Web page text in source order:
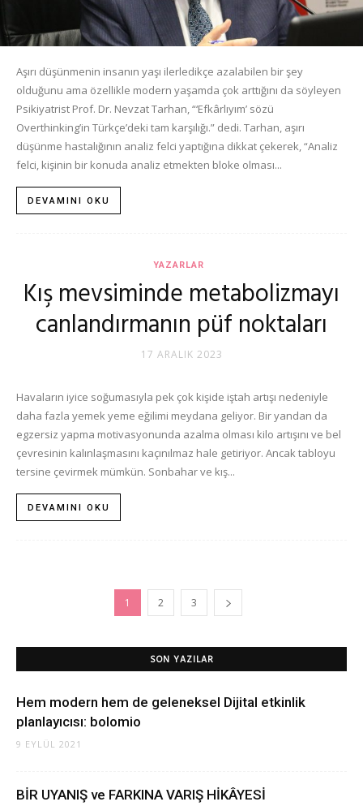
Aşırı düşünmenin insanın yaşı ilerledikçe azalabilen bir şey
olduğunu ama özellikle modern yaşamda çok arttığını da söyleyen
Psikiyatrist Prof. Dr. Nevzat Tarhan, “‘Efkârlıyım’ sözü
Overthinking’in Türkçe’deki tam karşılığı.” dedi. Tarhan, aşırı
düşünme hastalığının analiz felci yaptığına dikkat çekerek, “Analiz
felci, kişinin bir konuda analiz etmekten bloke olması...
DEVAMINI OKU
YAZARLAR
Kış mevsiminde metabolizmayı
canlandırmanın püf noktaları
17 ARALIK 2023
Havaların iyice soğumasıyla pek çok kişide iştah artışı nedeniyle
daha fazla yemek yeme eğilimi meydana geliyor. Bir yandan da
egzersiz yapma motivasyonunda azalma olması kilo artışını ve bel
çevresinin kalınlaşmasını kaçınılmaz hale getiriyor. Ancak tabloyu
tersine çevirmek mümkün. Sonbahar ve kış...
DEVAMINI OKU
1 2 3
SON YAZILAR
Hem modern hem de geleneksel Dijital etkinlik
planlayıcısı: bolomio
9 EYLÜL 2021
BİR UYANIŞ ve FARKINA VARIŞ HİKÂYESİ